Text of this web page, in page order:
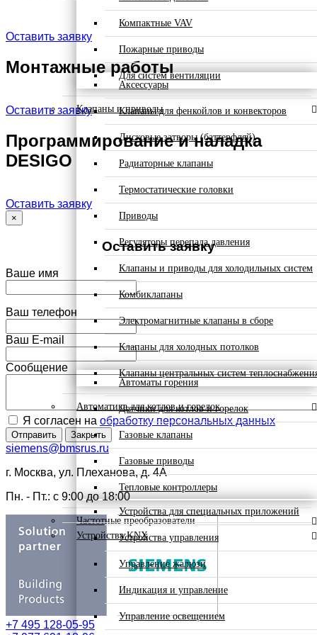
Компактные VAV
Пожарные приводы
Для систем вентиляции
Клапаны и приводы
Аксессуары
Клапаны для фенкойлов и конвекторов
Дисковые затворы (баттерфляй)
Радиаторные клапаны
Термостатические головки
Приводы
Регуляторы перепада давления
Клапаны и приводы для холодильных систем
Комбиклапаны
Электромагнитные клапаны в сборе
Клапаны для холодных потолков
Клапаны центральных систем
Автоматика для котлов и горелок
Автоматы горения
Датчики для котлов и горелок
Газовые клапаны
Газовые приводы
Тепловые контроллеры
Частотные преобразователи
Устройства KNX
Устройства для специальных приложений
Устройства управления
Управление жалюзи
Индикация и управление
Управление освещением
Оставить заявку
Монтажные работы
Оставить заявку
Программирование и наладка
DESIGO
Оставить заявку
×
Оставить заявку
Ваше имя
Ваш телефон
Ваш E-mail
Сообщение
Я согласен на обработку персональных данных
Отправить Закрыть
siemens@bmsrus.ru
г. Москва, ул. Плеханова, д. 4А
Пн. - Пт.: c 9:00 до 18:00
+7 495 128-05-95